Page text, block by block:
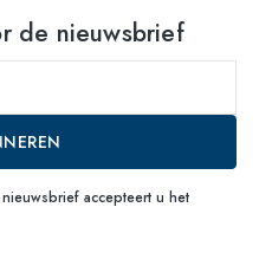
de nieuwsbrief
accepteert u het